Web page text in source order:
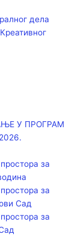
дела
У ПРОГРАМ
за
за
Сад
за